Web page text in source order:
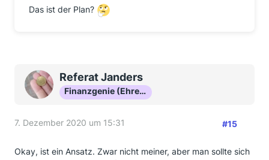
Das ist der Plan?
Referat Janders
Finanzgenie (Ehrenmitglied)
7. Dezember 2020 um 15:31 #15
Okay, ist ein Ansatz. Zwar nicht meiner, aber man sollte sich